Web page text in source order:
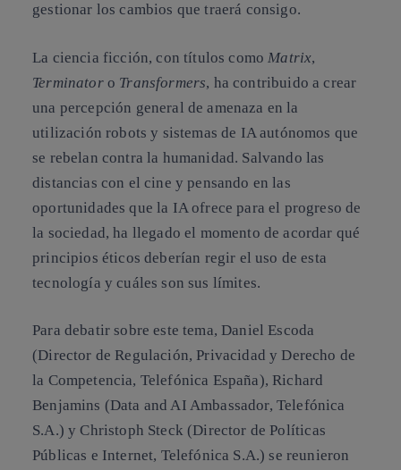
gestionar los cambios que traerá consigo.
La ciencia ficción, con títulos como Matrix,
Terminatoro Transformers, ha contribuido a crear
una percepción general de amenaza en la
utilización robots y sistemas de IA autónomos que
se rebelan contra la humanidad. Salvando las
distancias con el cine y pensando en las
oportunidades que la IA ofrece para el progreso de
la sociedad, ha llegado el momento de acordar qué
principios éticos deberían regir el uso de esta
tecnología y cuáles son sus límites.
Para debatir sobre este tema,Daniel Escoda
(Director de Regulación, Privacidad y Derecho de
la Competencia, Telefónica España),Richard
Benjamins (Data and AI Ambassador, Telefónica
S.A.) yChristoph Steck (Director de Políticas
Públicas e Internet, Telefónica S.A.) se reunieron